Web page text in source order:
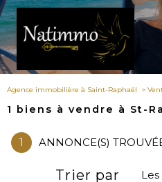
Agence immobilière à Saint-Raphaël
1 biens à vendre à St-
1 ANNONCE(S)
Trier par